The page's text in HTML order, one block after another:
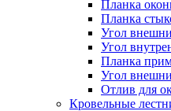
Планка
Планка
Угол
Угол
Планка
Угол
Отлив для
Кровельные